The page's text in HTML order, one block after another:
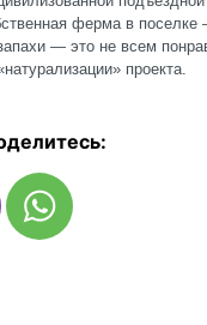
ферма в
— это не всем
проекта.